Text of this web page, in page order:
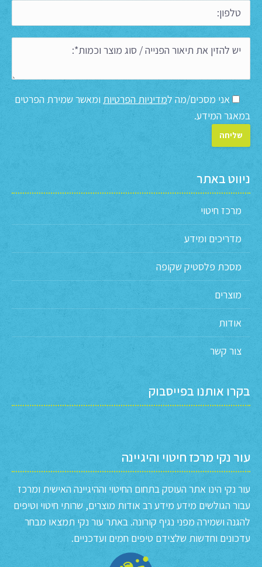
אני מסכים/מה למדיניות הפרטיות ומאשר שמירת הפרטים
במאגר המידע.
ניווט באתר
מרכז חיטוי
מדריכים ומידע
מסכת פלסטיק שקופה
מוצרים
אודות
צור קשר
בקרו אותנו בפייסבוק
עור נקי מרכז חיטוי והיגיינה
עור נקי הינו אתר העוסק בתחום החיטוי וההיגיינה האישית ומרכז
עבור הגולשים מידע מידע רב אודות מוצרים, שרותי חיטוי וטיפים
להגנה ושמירה מפני נגיף קורונה. באתר עור נקי תמצאו מבחר
עדכונים וחדשות שלצידם טיפים חמים ועדכניים.